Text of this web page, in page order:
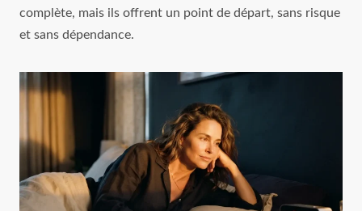
complète, mais ils offrent un point de départ, sans risque
et sans dépendance.